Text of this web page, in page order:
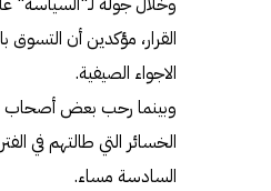
القرار، مؤكدين أن التسوق
الاجواء الصيفية.
وبينما رحب بعض أصحاب
الخسائر التي طالتهم في
السادسة مساء.